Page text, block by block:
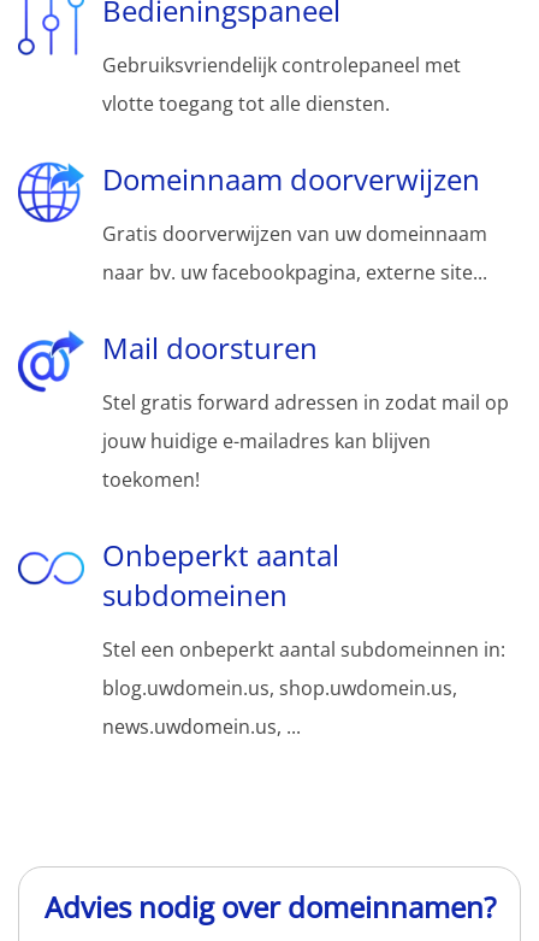
Bedieningspaneel
Gebruiksvriendelijk controlepaneel met
vlotte toegang tot alle diensten.
Domeinnaam doorverwijzen
Gratis doorverwijzen van uw domeinnaam
naar bv. uw facebookpagina, externe site...
Mail doorsturen
Stel gratis forward adressen in zodat mail op
jouw huidige e-mailadres kan blijven
toekomen!
Onbeperkt aantal
subdomeinen
Stel een onbeperkt aantal subdomeinnen in:
blog.uwdomein.us, shop.uwdomein.us,
news.uwdomein.us, ...
Advies nodig over domeinnamen?